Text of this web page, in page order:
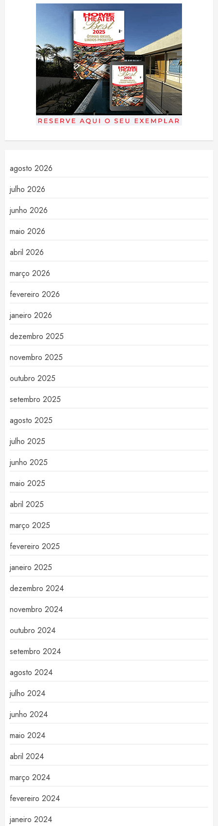
agosto 2026
julho 2026
junho 2026
maio 2026
abril 2026
março 2026
fevereiro 2026
janeiro 2026
dezembro 2025
novembro 2025
outubro 2025
setembro 2025
agosto 2025
julho 2025
junho 2025
maio 2025
abril 2025
março 2025
fevereiro 2025
janeiro 2025
dezembro 2024
novembro 2024
outubro 2024
setembro 2024
agosto 2024
julho 2024
junho 2024
maio 2024
abril 2024
março 2024
fevereiro 2024
janeiro 2024